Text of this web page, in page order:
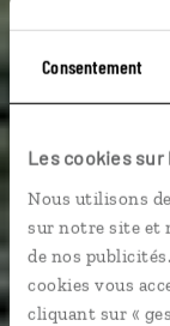
Consentement
Les cookies sur
Nous utilisons
sur notre site et
de nos
cookies vous
cliquant sur «
À
Croisière